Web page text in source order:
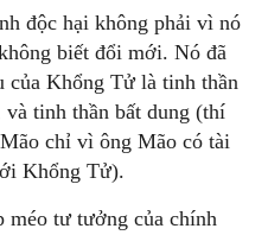
độc hại không phải vì nó
biết đổi mới. Nó đã
của Khổng Tử là tinh thần
tinh thần bất dung (thí
chỉ vì ông Mão có tài
Khổng Tử).
méo tư tưởng của chính